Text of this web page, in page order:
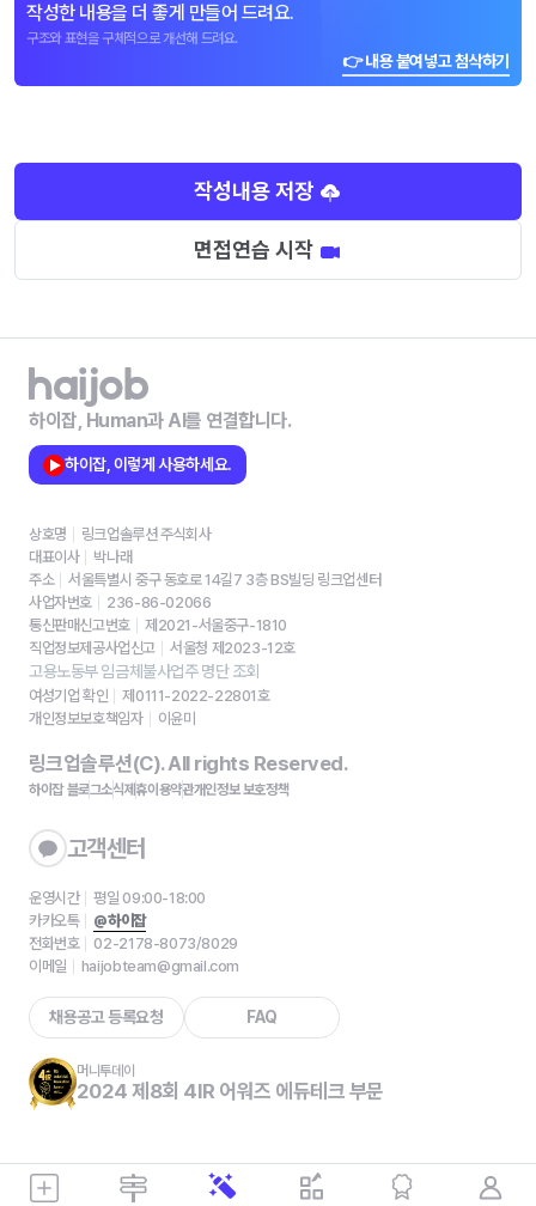
작성한 내용을 더 좋게 만들어 드려요.
구조와 표현을 구체적으로 개선해 드려요.
👉 내용 붙여넣고 첨삭하기
작성내용 저장
면접연습 시작
하이잡, Human과 AI를 연결합니다.
하이잡, 이렇게 사용하세요.
상호명
링크업솔루션 주식회사
대표이사
박나래
주소
서울특별시 중구 동호로 14길7 3층 BS빌딩 링크업센터
사업자번호
236-86-02066
통신판매신고번호
제2021-서울중구-1810
직업정보제공사업신고
서울청 제2023-12호
고용노동부 임금체불사업주 명단 조회
여성기업 확인
제0111-2022-22801호
개인정보보호책임자
이윤미
링크업솔루션(C). All rights Reserved.
하이잡 블로그소식제휴이용약관개인정보 보호정책
고객센터
운영시간
평일 09:00-18:00
카카오톡
@하이잡
전화번호
02-2178-8073/8029
이메일
haijobteam@gmail.com
채용공고 등록요청 FAQ
머니투데이
2024 제8회 4IR 어워즈 에듀테크 부문